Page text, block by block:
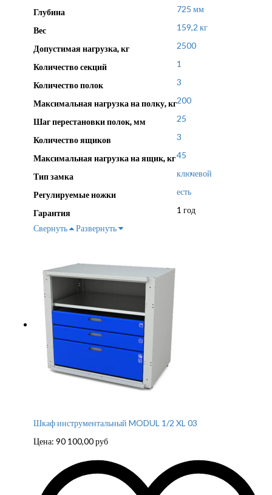
Глубина 725 мм
Вес 159,2 кг
Допустимая нагрузка, кг 2500
Количество секций 1
Количество полок 3
Максимальная нагрузка на полку, кг200
Шаг перестановки полок, мм 25
Количество ящиков 3
Максимальная нагрузка на ящик, кг45
Тип замка ключевой
Регулируемые ножки есть
Гарантия
1 год
Свернуть
Развернуть
Шкаф инструментальный MODUL 1/2 XL 03
Цена: 90 100,00руб